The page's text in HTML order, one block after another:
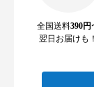
全国送料390円
翌日お届けも！